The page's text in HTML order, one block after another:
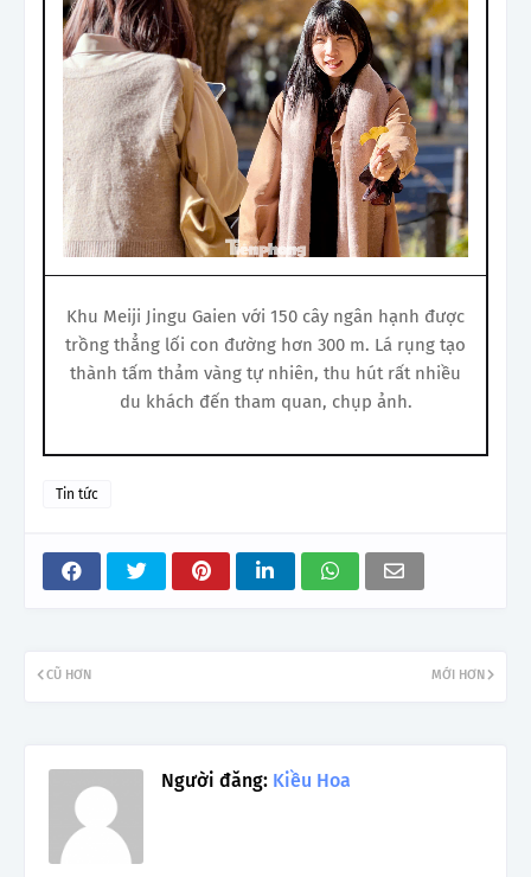
Khu Meiji Jingu Gaien với 150 cây ngân hạnh được
trồng thẳng lối con đường hơn 300 m. Lá rụng tạo
thành tấm thảm vàng tự nhiên, thu hút rất nhiều
du khách đến tham quan, chụp ảnh.
Tin tức
MỚI HƠN
CŨ HƠN
Người đăng: Kiều Hoa